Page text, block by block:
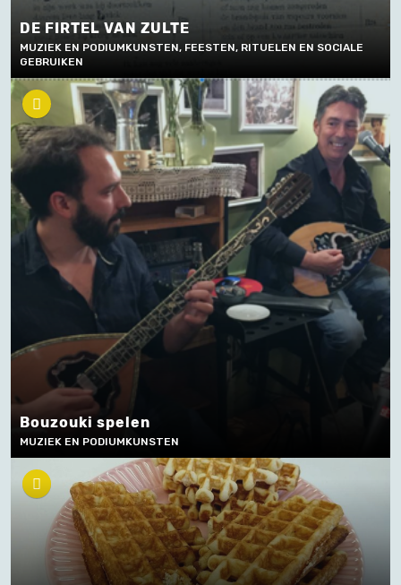
DE FIRTEL VAN ZULTE
MUZIEK EN PODIUMKUNSTEN, FEESTEN, RITUELEN EN SOCIALE
GEBRUIKEN
Bouzouki spelen
MUZIEK EN PODIUMKUNSTEN